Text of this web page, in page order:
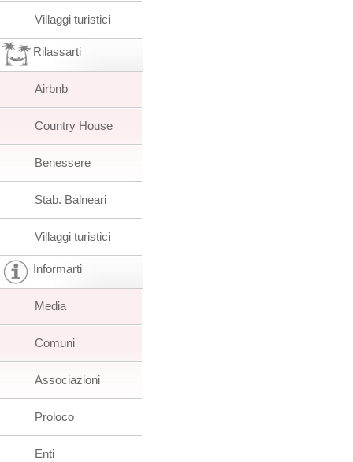
Villaggi turistici
Rilassarti
Airbnb
Country House
Benessere
Stab. Balneari
Villaggi turistici
Informarti
Media
Comuni
Associazioni
Proloco
Enti